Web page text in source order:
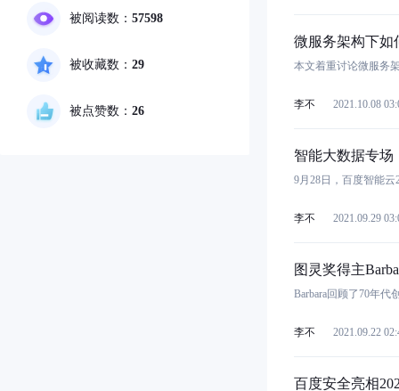
被阅读数： 57598
被收藏数： 29
被点赞数： 26
微服务架构下如
本文着重讨论微服务
李不 2021.10.08
智能大数据专场
9月28日，百度智能
李不 2021.09.29
图灵奖得主
Barbara回顾了70年
李不 2021.09.22
百度安全亮相